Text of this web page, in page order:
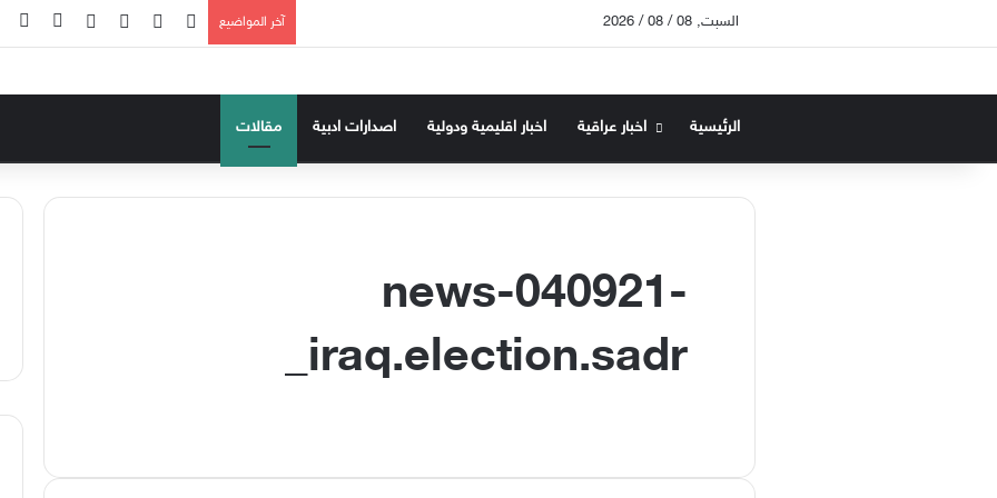
السبت, 08 / 08 / 2026 آخر المواضيع فيسبوك ‫YouTubeانستقرام
الرئيسية اخبار عراقية اخبار اقليمية ودولية اصدارات ادبية مقالات
news-040921-
iraq.election.sadr_